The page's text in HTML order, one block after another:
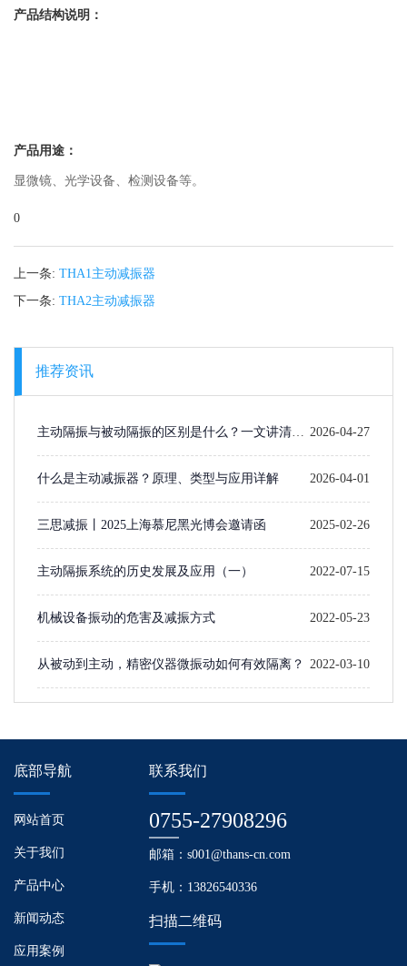
产品结构说明：
产品用途：
显微镜、光学设备、检测设备等。
0
上一条: THA1主动减振器
下一条: THA2主动减振器
推荐资讯
主动隔振与被动隔振的区别是什么？一文讲清楚
选型逻辑
2026-04-27
什么是主动减振器？原理、类型与应用详解 2026-04-01
三思减振丨2025上海慕尼黑光博会邀请函 2025-02-26
主动隔振系统的历史发展及应用（一）​ 2022-07-15
机械设备振动的危害及减振方式 2022-05-23
从被动到主动，精密仪器微振动如何有效隔离？ 2022-03-10
底部导航
网站首页
关于我们
产品中心
新闻动态
应用案例
联系我们
0755-27908296
邮箱：s001@thans-cn.com
手机：13826540336
扫描二维码